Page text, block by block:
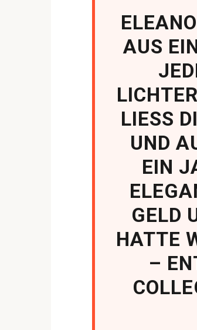
AUS
LIESS
UND
EIN
GELD
HATTE
–